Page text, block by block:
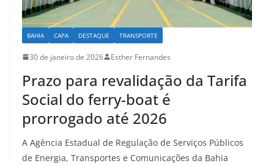
BAHIA CAPA DESTAQUE TRANSPORTE
30 de janeiro de 2026 Esther Fernandes
Prazo para revalidação da Tarifa
Social do ferry-boat é
prorrogado até 2026
A Agência Estadual de Regulação de Serviços Públicos
de Energia, Transportes e Comunicações da Bahia